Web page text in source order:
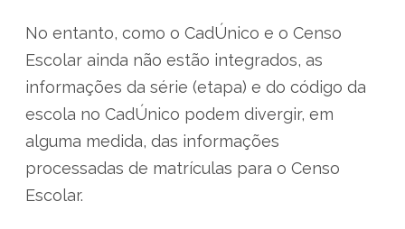
No entanto, como o CadÚnico e o Censo
Escolar ainda não estão integrados, as
informações da série (etapa) e do código da
escola no CadÚnico podem divergir, em
alguma medida, das informações
processadas de matrículas para o Censo
Escolar.